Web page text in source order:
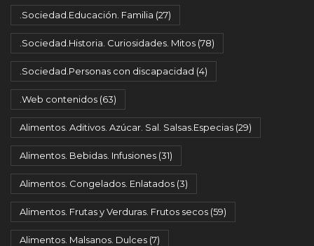
.Sociedad.Educación. Familia (27)
.Sociedad.Historia. Curiosidades. Mitos (78)
.Sociedad.Personas con discapacidad (4)
.Web contenidos (63)
Alimentos. Aditivos. Azúcar. Sal. Salsas.Especias (29)
Alimentos. Bebidas. Infusiones (31)
Alimentos. Congelados. Enlatados (3)
Alimentos. Frutas y Verduras. Frutos secos (59)
Alimentos. Malsanos. Dulces (7)